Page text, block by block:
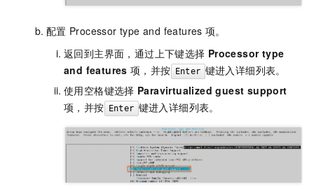
配置 Processor type and features 项。
返回到主界面，通过上下键选择 Processor type
and features 项，并按 Enter 键进入详细列表。
使用空格键选择 Paravirtualized guest support
项，并按
Enter 键进入详细列表。